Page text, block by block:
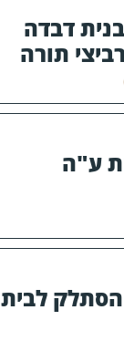
דבדה
תורה
ע"ה
לבית